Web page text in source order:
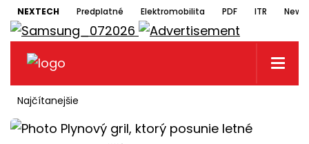
NEXTECH Predplatné Elektromobilita PDF ITR
Najčítanejšie